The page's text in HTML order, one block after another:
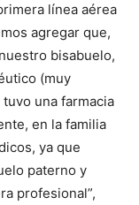
línea aérea
agregar que,
bisabuelo,
(muy
una farmacia
en la familia
ya que
paterno y
profesional”,